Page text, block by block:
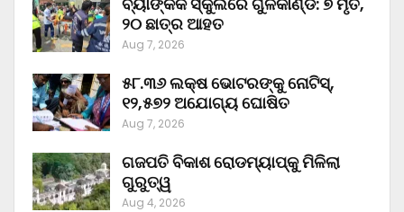
୨୦ ଛାତ୍ର ଆହତ
Aug 7, 2026
୫୮.୩୬ ଲକ୍ଷ ଭୋଟରଙ୍କୁ ନୋଟିସ୍‌,
୧୨,୫୭୨ ଅଯୋଗ୍ୟ ଘୋଷିତ
Aug 7, 2026
ଗଜପତି ବିକାଶ ରୋଡମ୍ୟାପ୍‌କୁ ମିଳିଲା
ଗୁରୁତ୍ୱ
Aug 4, 2026